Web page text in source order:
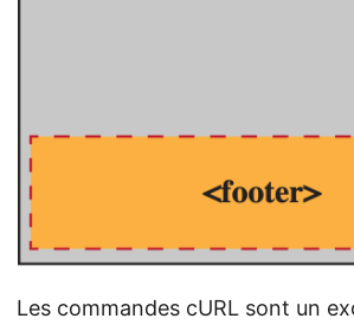
Les commandes cURL sont un